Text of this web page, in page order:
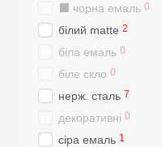
⬛️ чорна емаль 0
білий matte 2
біла емаль 0
біле скло 0
нерж. сталь 7
декоративні 0
сіра емаль 1